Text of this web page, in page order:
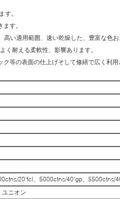
す。
す。
い適用範囲、速い乾燥した、豊富な色
く耐える柔軟性、影響あります。
ク等の表面の仕上げそして修繕で広く利
20'fcl、5000ctns/40'gp、5500ctns/
ユニオン